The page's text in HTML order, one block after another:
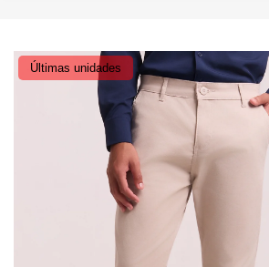
Últimas unidades